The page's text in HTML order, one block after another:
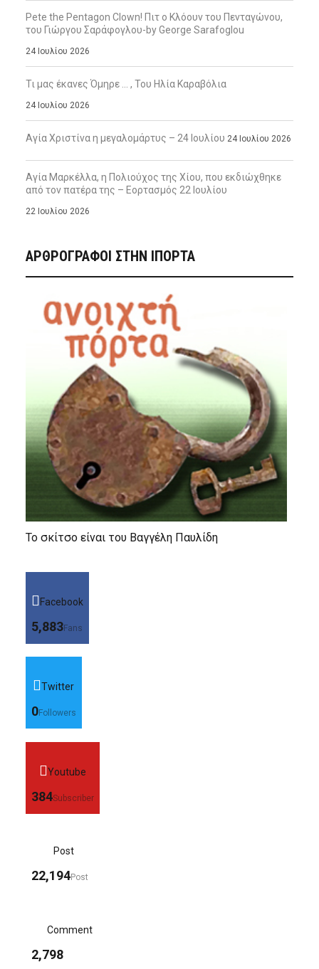
Pete the Pentagon Clown! Πιτ ο Κλόουν του Πενταγώνου,
του Γιώργου Σαράφογλου-by George Sarafoglou
24 Ιουλίου 2026
Τι μας έκανες Όμηρε … , Του Ηλία Καραβόλια
24 Ιουλίου 2026
Αγία Χριστίνα η μεγαλομάρτυς – 24 Ιουλίου 24 Ιουλίου 2026
Αγία Μαρκέλλα, η Πολιούχος της Χίου, που εκδιώχθηκε
από τον πατέρα της – Εορτασμός 22 Ιουλίου
22 Ιουλίου 2026
ΑΡΘΡΟΓΡΑΦΟΙ ΣΤΗΝ IΠΟΡΤΑ
Το σκίτσο είναι του Βαγγέλη Παυλίδη
Facebook
5,883Fans
Twitter
0Followers
Youtube
384Subscriber
Post
22,194Post
Comment
2,798